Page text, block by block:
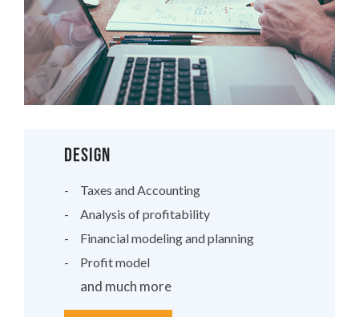
DESIGN
Taxes and Accounting
Analysis of profitability
Financial modeling and planning
Profit model
and much more